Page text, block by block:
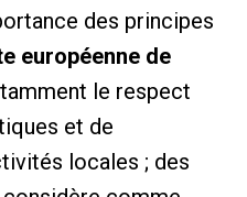
des principes
européenne de
le respect
et de
locales ; des